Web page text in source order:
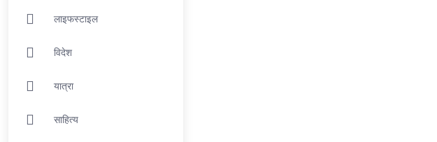
लाइफस्‍टाइल
विदेश
यात्रा
साहित्य